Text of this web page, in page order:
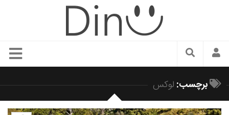
سبک زندگی
برچسب: لوکس